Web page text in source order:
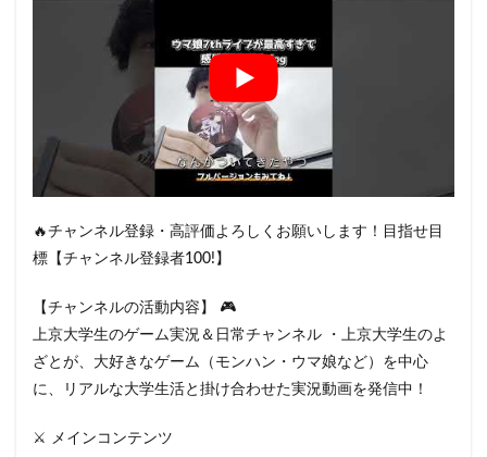
🔥チャンネル登録・高評価よろしくお願いします！目指せ目
標【チャンネル登録者100!】
【チャンネルの活動内容】 🎮
上京大学生のゲーム実況＆日常チャンネル ・上京大学生のよ
ざとが、大好きなゲーム（モンハン・ウマ娘など）を中心
に、リアルな大学生活と掛け合わせた実況動画を発信中！
⚔️ メインコンテンツ